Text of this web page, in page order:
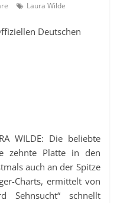
Laura Wilde
Deutschen
WILDE: Die beliebte
zehnte Platte in den
auch an der Spitze
Charts, ermittelt von
Sehnsucht“ schnellt